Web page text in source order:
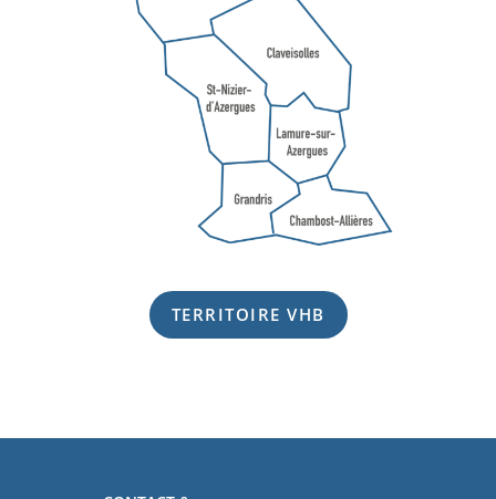
TERRITOIRE VHB